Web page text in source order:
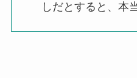
しだとすると、本